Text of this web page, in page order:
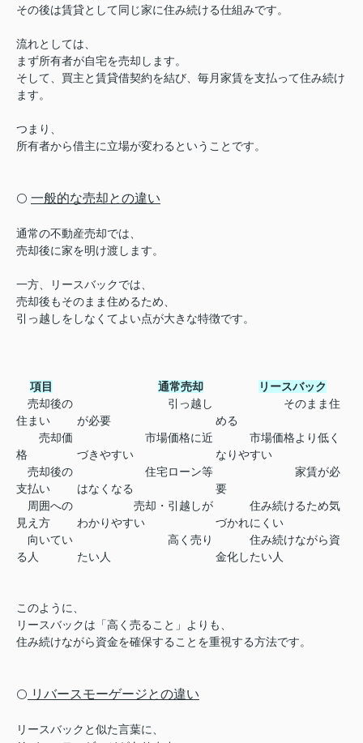
その後は賃貸として同じ家に住み続ける仕組みです。
流れとしては、
まず所有者が自宅を売却します。
そして、買主と賃貸借契約を結び、 毎月家賃を支払って住み続け
ます。
つまり、
所有者から借主に立場が変わるということです。
⚪️ 一般的な売却との違い
通常の不動産売却では、
売却後に家を明け渡します。
一方、リースバックでは、
売却後もそのまま住めるため、
引っ越しをしなくてよい点が大きな特徴です。
項目 通常売却
リースバック
売却後の
住まい
引っ越し
が必要
そのまま住
める
売却価
格
市場価格に近
づきやすい
市場価格より低く
なりやすい
売却後の
支払い
住宅ローン等
はなくなる
家賃が必
要
周囲への
見え方
売却・引越しが
わかりやすい
住み続けるため気
づかれにくい
向いてい
る人
高く売り
たい人
住み続けながら資
金化したい人
このように、
リースバックは「高く売ること」よりも、
住み続けながら資金を確保することを重視する方法です。
⚪️ リバースモーゲージとの違い
リースバックと似た言葉に、